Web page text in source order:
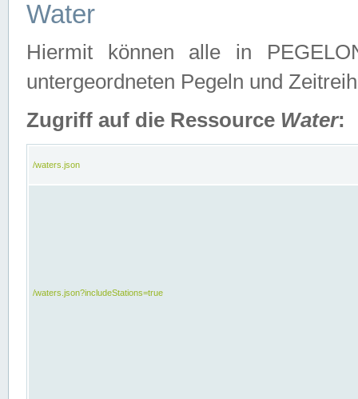
Water
Hiermit können alle in
untergeordneten Pegeln und
Zugriff auf die Ressource Water:
/waters.json
/waters.json?includeStations=true